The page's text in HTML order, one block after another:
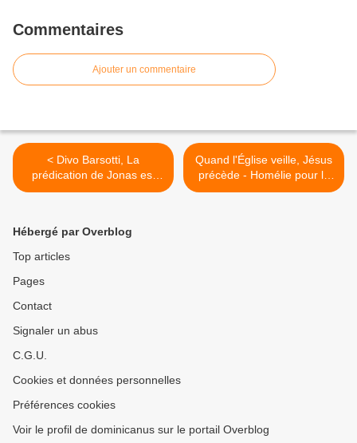
Commentaires
Ajouter un commentaire
< Divo Barsotti, La
prédication de Jonas est
une prophétie pour l'Eglise
Quand l'Église veille, Jésus
précède - Homélie pour la
Vigile Pascale B >
Hébergé par Overblog
Top articles
Pages
Contact
Signaler un abus
C.G.U.
Cookies et données personnelles
Préférences cookies
Voir le profil de dominicanus sur le portail Overblog